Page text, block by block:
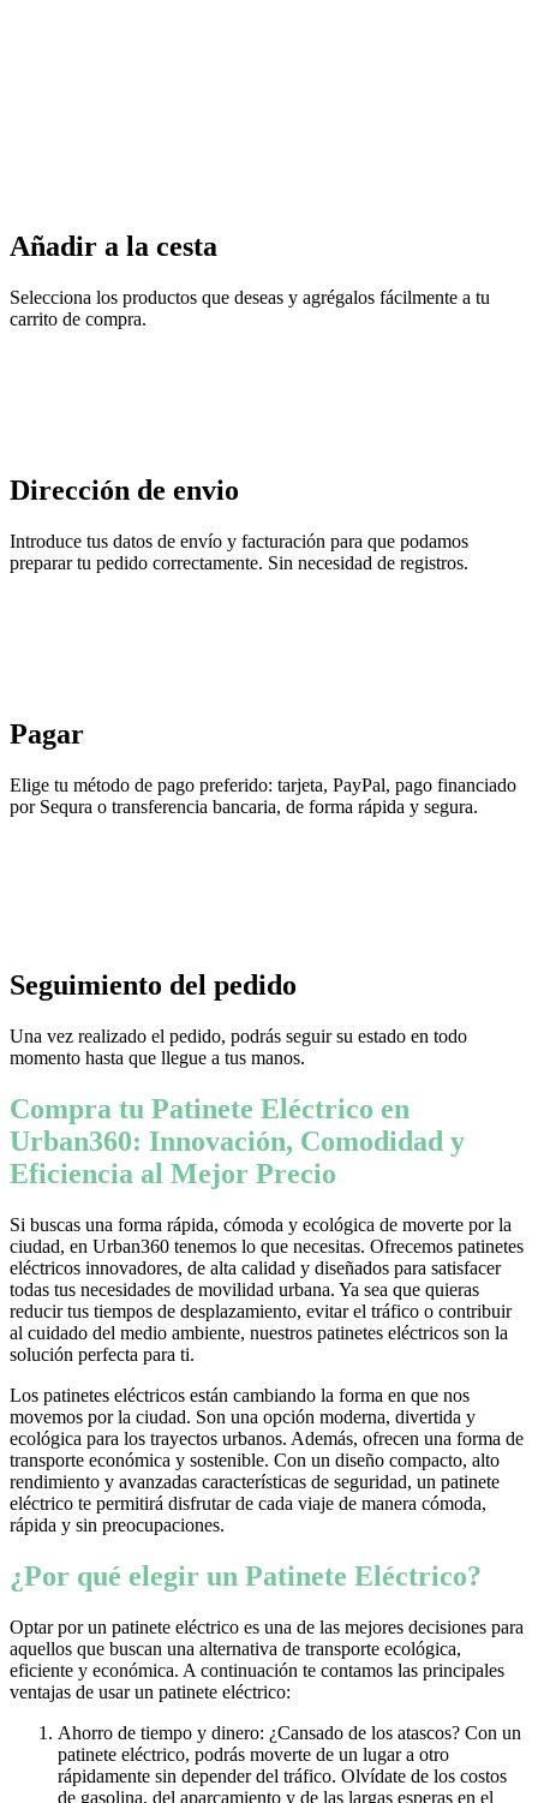
Añadir a la cesta
Selecciona los productos que deseas y agrégalos fácilmente a tu
carrito de compra.
Dirección de envio
Introduce tus datos de envío y facturación para que podamos
preparar tu pedido correctamente. Sin necesidad de registros.
Pagar
Elige tu método de pago preferido: tarjeta, PayPal, pago financiado
por Sequra o transferencia bancaria, de forma rápida y segura.
Seguimiento del pedido
Una vez realizado el pedido, podrás seguir su estado en todo
momento hasta que llegue a tus manos.
Compra tu Patinete Eléctrico en
Urban360: Innovación, Comodidad y
Eficiencia al Mejor Precio
Si buscas una forma rápida, cómoda y ecológica de moverte por la
ciudad, en Urban360 tenemos lo que necesitas. Ofrecemos patinetes
eléctricos innovadores, de alta calidad y diseñados para satisfacer
todas tus necesidades de movilidad urbana. Ya sea que quieras
reducir tus tiempos de desplazamiento, evitar el tráfico o contribuir
al cuidado del medio ambiente, nuestros patinetes eléctricos son la
solución perfecta para ti.
Los patinetes eléctricos están cambiando la forma en que nos
movemos por la ciudad. Son una opción moderna, divertida y
ecológica para los trayectos urbanos. Además, ofrecen una forma de
transporte económica y sostenible. Con un diseño compacto, alto
rendimiento y avanzadas características de seguridad, un patinete
eléctrico te permitirá disfrutar de cada viaje de manera cómoda,
rápida y sin preocupaciones.
¿Por qué elegir un Patinete Eléctrico?
Optar por un patinete eléctrico es una de las mejores decisiones para
aquellos que buscan una alternativa de transporte ecológica,
eficiente y económica. A continuación te contamos las principales
ventajas de usar un patinete eléctrico:
Ahorro de tiempo y dinero: ¿Cansado de los atascos? Con un
patinete eléctrico, podrás moverte de un lugar a otro
rápidamente sin depender del tráfico. Olvídate de los costos
de gasolina, del aparcamiento y de las largas esperas en el